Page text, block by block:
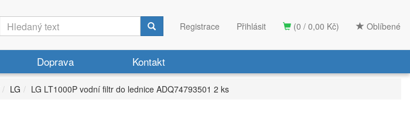
(0 / 0,00 Kč) Oblíbené
Registrace Přihlásit
Doprava Kontakt
LG LG LT1000P vodní filtr do lednice ADQ74793501 2 ks